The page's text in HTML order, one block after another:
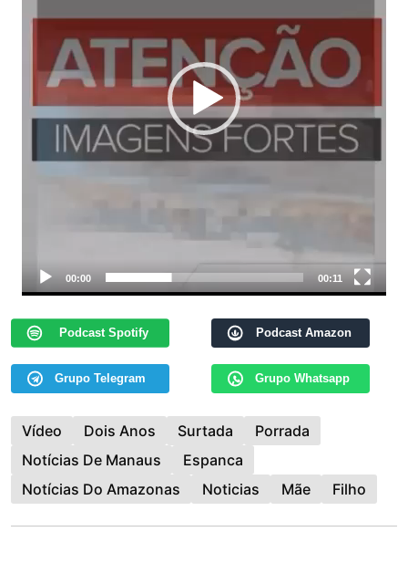
00:00 00:11
Podcast Spotify Podcast Amazon
Grupo Telegram Grupo Whatsapp
Vídeo Dois Anos Surtada
Porrada
Notícias De Manaus
Espanca
Notícias Do Amazonas
Noticias Mãe Filho